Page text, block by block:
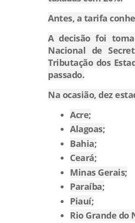
Antes, a tarifa
A decisão foi
Nacional de
Tributação dos
passado.
Na ocasião, dez
Acre;
Alagoas;
Bahia;
Ceará;
Minas Gerais;
Paraíba;
Piauí;
Rio Grande do